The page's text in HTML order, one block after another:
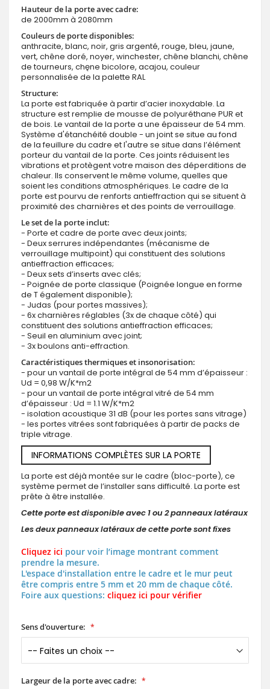
Hauteur de la porte avec cadre:
de 2000mm à 2080mm
Couleurs de porte disponibles:
anthracite, blanc, noir, gris argenté, rouge, bleu, jaune,
vert, chêne doré, noyer, winchester, chêne blanchi, chêne
de tourneurs, chęne bicolore, acajou, couleur
personnalisée de la palette RAL
Structure:
La porte est fabriquée à partir d’acier inoxydable. La
structure est remplie de mousse de polyuréthane PUR et
de bois. Le vantail de la porte a une épaisseur de 54 mm.
Système d'étanchéité double - un joint se situe au fond
de la feuillure du cadre et l'autre se situe dans l’élément
porteur du vantail de la porte. Ces joints réduisent les
vibrations et protègent votre maison des déperditions de
chaleur. Ils conservent le même volume, quelles que
soient les conditions atmosphériques. Le cadre de la
porte est pourvu de renforts antieffraction qui se situent à
proximité des charnières et des points de verrouillage.
Le set de la porte inclut:
- Porte et cadre de porte avec deux joints;
- Deux serrures indépendantes (mécanisme de
verrouillage multipoint) qui constituent des solutions
antieffraction efficaces;
- Deux sets d’inserts avec clés;
- Poignée de porte classique (Poignée longue en forme
de T également disponible);
- Judas (pour portes massives);
- 6x charnières réglables (3x de chaque côté) qui
constituent des solutions antieffraction efficaces;
- Seuil en aluminium avec joint;
- 3x boulons anti-effraction.
Caractéristiques thermiques et insonorisation:
- pour un vantail de porte intégral de 54 mm d’épaisseur :
Ud = 0,98 W/K*m2
- pour un vantail de porte intégral vitré de 54 mm
d’épaisseur : Ud = 1.1 W/K*m2
- isolation acoustique 31 dB (pour les portes sans vitrage)
- les portes vitrées sont fabriquées à partir de packs de
triple vitrage.
INFORMATIONS COMPLÈTES SUR LA PORTE
La porte est déjà montée sur le cadre (bloc-porte), ce
système permet de l’installer sans difficulté. La porte est
prête à être installée.
Cette porte est disponible avec 1 ou 2 panneaux latéraux
Les deux panneaux latéraux de cette porte sont fixes
Cliquez ici pour voir l’image montrant comment
prendre la mesure.
L'espace d'installation entre le cadre et le mur peut
être compris entre 5 mm et 20 mm de chaque côté.
Foire aux questions: cliquez ici pour vérifier
Sens d'ouverture:
Largeur de la porte avec cadre: